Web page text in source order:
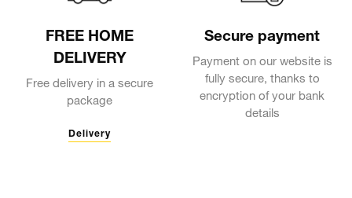
FREE HOME
DELIVERY
Free delivery in a secure
package
Delivery
Secure payment
Payment on our website is
fully secure, thanks to
encryption of your bank
details